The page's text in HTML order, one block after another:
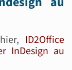
ID2Office
InDesign au